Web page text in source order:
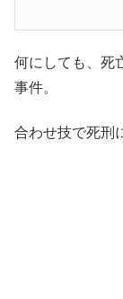
何にしても、死
事件。
合わせ技で死刑